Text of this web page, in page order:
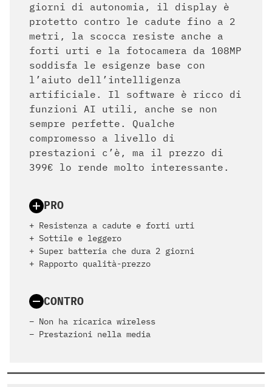
giorni di autonomia, il display è
protetto contro le cadute fino a 2
metri, la scocca resiste anche a
forti urti e la fotocamera da 108MP
soddisfa le esigenze base con
l’aiuto dell’intelligenza
artificiale. Il software è ricco di
funzioni AI utili, anche se non
sempre perfette. Qualche
compromesso a livello di
prestazioni c’è, ma il prezzo di
399€ lo rende molto interessante.
PRO
+ Resistenza a cadute e forti urti
+ Sottile e leggero
+ Super batteria che dura 2 giorni
+ Rapporto qualità-prezzo
CONTRO
– Non ha ricarica wireless
– Prestazioni nella media